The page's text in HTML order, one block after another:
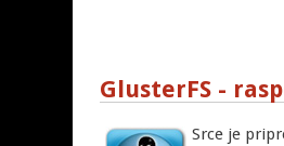
GlusterFS -
Srce je